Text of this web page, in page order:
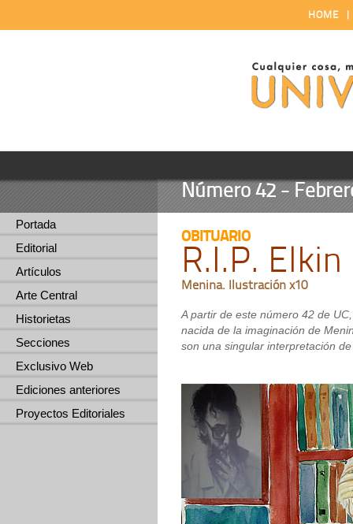
HOME
Número 42 -
Portada
Editorial
Artículos
Arte Central
Historietas
Secciones
Exclusivo Web
Ediciones anteriores
Proyectos Editoriales
OBITUARIO
R.I.P.
Menina. Ilustración x10
A partir de este número 42 de
nacida de la imaginación de
son una singular interpretación